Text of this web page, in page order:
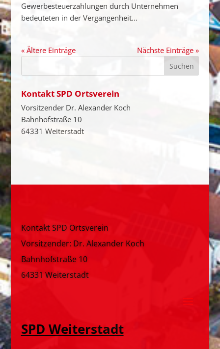
Gewerbesteuerzahlungen durch Unternehmen
bedeuteten in der Vergangenheit...
« Ältere Einträge Nächste Einträge »
Kontakt SPD Ortsverein
Vorsitzender Dr. Alexander Koch
Bahnhofstraße 10
64331 Weiterstadt
Kontakt SPD Ortsverein
Vorsitzender: Dr. Alexander Koch
Bahnhofstraße 10
64331 Weiterstadt
SPD Weiterstadt